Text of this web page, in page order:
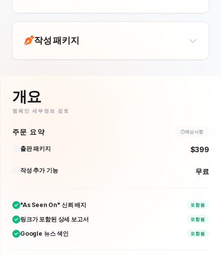
작성 패키지
개요
캠페인 세부정보 검토
주문 요약 예상 사항
출판 패키지 $399
작성 추가 기능 무료
"As Seen On" 신뢰 배지 포함됨
링크가 포함된 상세 보고서 포함됨
Google 뉴스 색인 포함됨